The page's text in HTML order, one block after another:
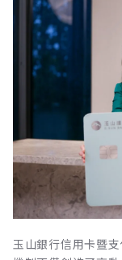
玉山銀行信用卡暨